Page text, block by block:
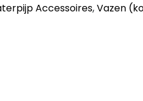
Accessoires,Vazen